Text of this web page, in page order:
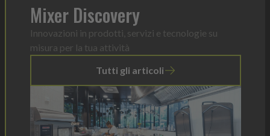
Mixer Discovery
Innovazioni in prodotti, servizi e tecnologie su
misura per la tua attività
Tutti gli articoli